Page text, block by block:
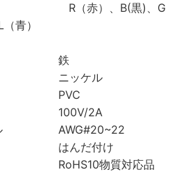
R（赤）、B(黒)、G（緑
青）
鉄
ニッケル
PVC
2A
ル AWG#20~22
はんだ付け
物質対応品